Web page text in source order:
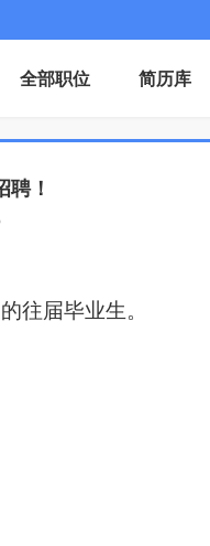
全部职位 简历库
聘！
往届毕业生。